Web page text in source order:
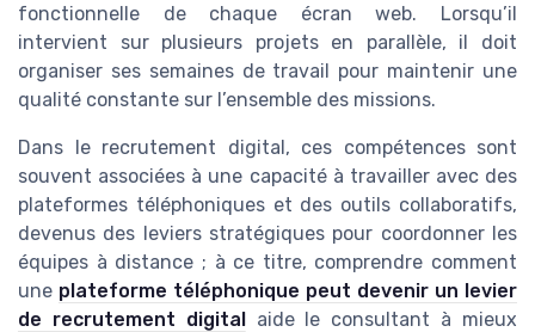
fonctionnelle de chaque écran web. Lorsqu’il
intervient sur plusieurs projets en parallèle, il doit
organiser ses semaines de travail pour maintenir une
qualité constante sur l’ensemble des missions.
Dans le recrutement digital, ces compétences sont
souvent associées à une capacité à travailler avec des
plateformes téléphoniques et des outils collaboratifs,
devenus des leviers stratégiques pour coordonner les
équipes à distance ; à ce titre, comprendre comment
une plateforme téléphonique peut devenir un levier
de recrutement digitalaide le consultant à mieux